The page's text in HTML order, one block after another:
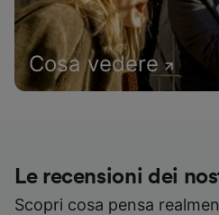
Cosa vedere
Le recensioni dei
Scopri cosa pensa